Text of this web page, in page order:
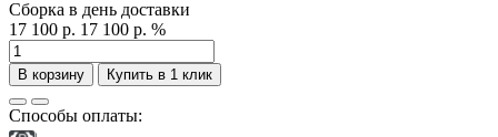
Сборка в день доставки
17 100 р. 17 100 р. %
В корзину Купить в 1 клик
Способы оплаты: